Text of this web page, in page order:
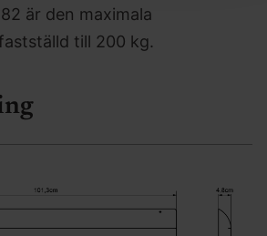
är den maximala
till 200 kg.